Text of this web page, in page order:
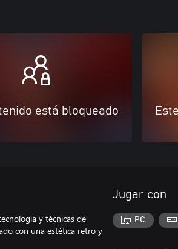
está bloqueado
y técnicas de
con una estética retro y
Jugar con
PC